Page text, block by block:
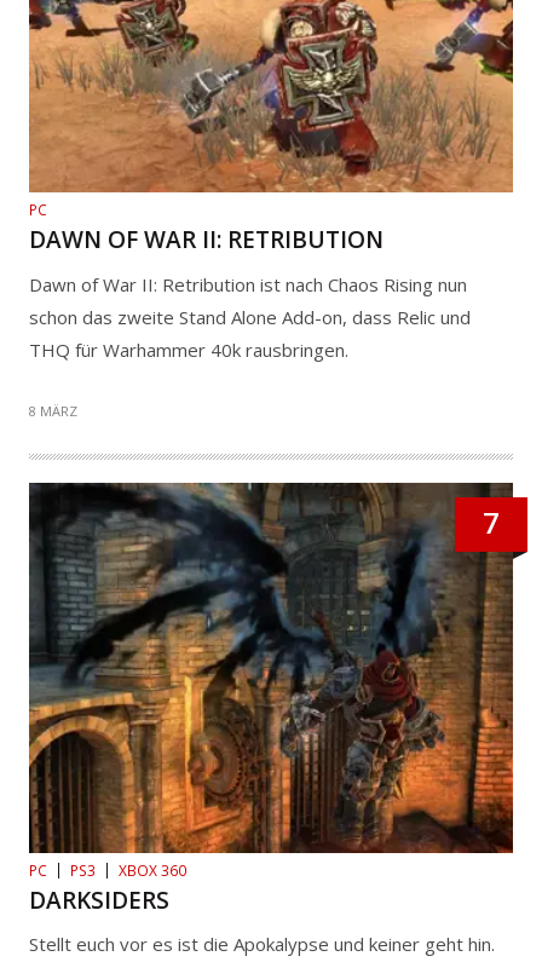
PC
DAWN OF WAR II: RETRIBUTION
Dawn of War II: Retribution ist nach Chaos Rising nun
schon das zweite Stand Alone Add-on, dass Relic und
THQ für Warhammer 40k rausbringen.
8 MÄRZ
7
PC PS3 XBOX 360
DARKSIDERS
Stellt euch vor es ist die Apokalypse und keiner geht hin.